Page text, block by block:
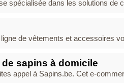
spécialisée dans les solutions de
de vêtements et accessoires
sapins à domicile
appel à Sapins.be. Cet e-